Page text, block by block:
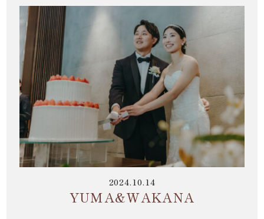
プラン
ブライダルフェア
お電話でのご予約・お問い合わせ
096-319-2022
平日12:00-19:00
2024.10.14
YUMA&WAKANA